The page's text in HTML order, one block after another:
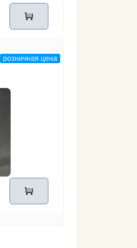
розничная цена